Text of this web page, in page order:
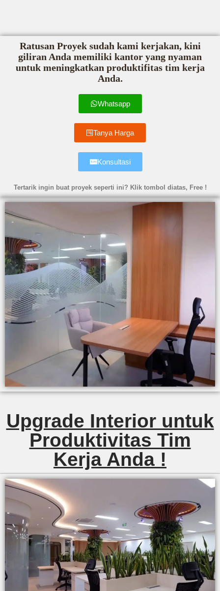
Ratusan Proyek sudah kami kerjakan, kini
giliran Anda memiliki kantor yang nyaman
untuk meningkatkan produktifitas tim kerja
Anda.
Whatsapp
Tanya Harga
Konsultasi
Tertarik ingin buat proyek seperti ini? Klik tombol diatas, Free !
Upgrade Interior untuk
Produktivitas Tim
Kerja Anda !